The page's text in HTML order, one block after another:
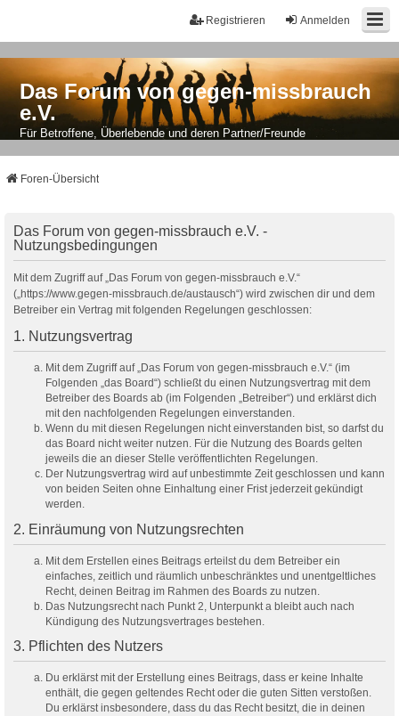
Anmelden
Registrieren
Das Forum von gegen-missbrauch
e.V.
Für Betroffene, Überlebende und deren Partner/Freunde
Foren-Übersicht
Das Forum von gegen-missbrauch e.V. -
Nutzungsbedingungen
Mit dem Zugriff auf „Das Forum von gegen-missbrauch e.V.“
(„https://www.gegen-missbrauch.de/austausch“) wird zwischen dir und dem
Betreiber ein Vertrag mit folgenden Regelungen geschlossen:
1. Nutzungsvertrag
Mit dem Zugriff auf „Das Forum von gegen-missbrauch e.V.“ (im
Folgenden „das Board“) schließt du einen Nutzungsvertrag mit dem
Betreiber des Boards ab (im Folgenden „Betreiber“) und erklärst dich
mit den nachfolgenden Regelungen einverstanden.
Wenn du mit diesen Regelungen nicht einverstanden bist, so darfst du
das Board nicht weiter nutzen. Für die Nutzung des Boards gelten
jeweils die an dieser Stelle veröffentlichten Regelungen.
Der Nutzungsvertrag wird auf unbestimmte Zeit geschlossen und kann
von beiden Seiten ohne Einhaltung einer Frist jederzeit gekündigt
werden.
2. Einräumung von Nutzungsrechten
Mit dem Erstellen eines Beitrags erteilst du dem Betreiber ein
einfaches, zeitlich und räumlich unbeschränktes und unentgeltliches
Recht, deinen Beitrag im Rahmen des Boards zu nutzen.
Das Nutzungsrecht nach Punkt 2, Unterpunkt a bleibt auch nach
Kündigung des Nutzungsvertrages bestehen.
3. Pflichten des Nutzers
Du erklärst mit der Erstellung eines Beitrags, dass er keine Inhalte
enthält, die gegen geltendes Recht oder die guten Sitten verstoßen.
Du erklärst insbesondere, dass du das Recht besitzt, die in deinen